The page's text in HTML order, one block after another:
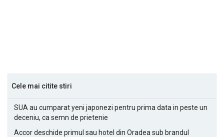
Cele mai citite stiri
SUA au cumparat yeni japonezi pentru prima data in peste un
deceniu, ca semn de prietenie
Accor deschide primul sau hotel din Oradea sub brandul